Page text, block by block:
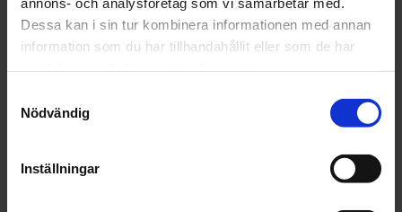
Dessa kan i sin tur kombinera informationen med annan
information som du har tillhandahållit eller som de har
Nödvändig
Inställningar